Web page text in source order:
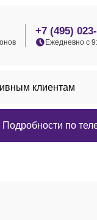
+7 (495)
Ежедневно с
клиентам
по